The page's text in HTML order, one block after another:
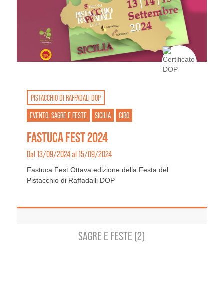
PISTACCHIO DI RAFFADALI DOP
EVENTO, SAGRE E FESTE
SICILIA CIBO
FASTUCA FEST 2024
Dal 13/09/2024 al 15/09/2024
Fastuca Fest Ottava edizione della Festa del
Pistacchio di Raffadalli DOP
SAGRE E FESTE (2)